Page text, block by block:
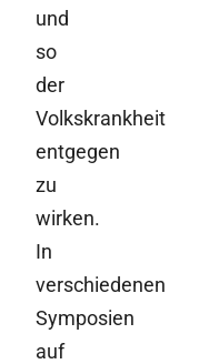
und
so
der
Volkskrankheit
entgegen
zu
wirken.
In
verschiedenen
Symposien
auf